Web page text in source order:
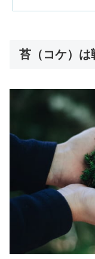
苔（コケ）は